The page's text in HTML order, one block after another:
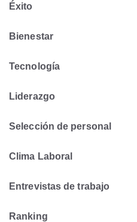
Éxito
Bienestar
Tecnología
Liderazgo
Selección de personal
Clima Laboral
Entrevistas de trabajo
Ranking